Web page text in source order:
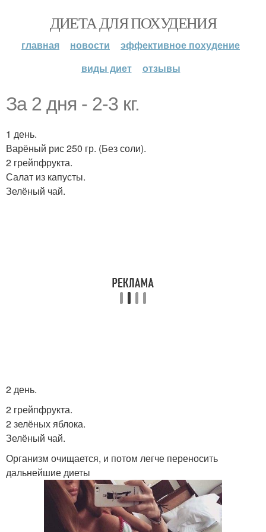
ДИЕТА ДЛЯ ПОХУДЕНИЯ
главная новости
эффективное похудение
виды диет
отзывы
За 2 дня - 2-3 кг.
1 день.
Варёный рис 250 гр. (Без соли).
2 грейпфрукта.
Салат из капусты.
Зелёный чай.
2 день.
2 грейпфрукта.
2 зелёных яблока.
Зелёный чай.
Организм очищается, и потом легче переносить
дальнейшие диеты